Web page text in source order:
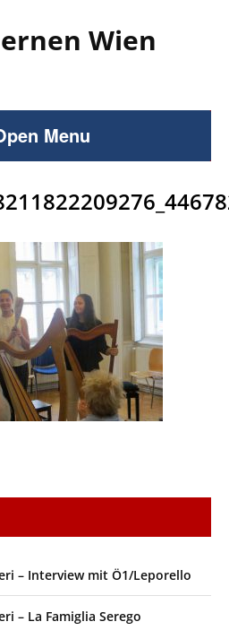
Wien
Menu
– Interview mit Ö1/Leporello
– La Famiglia Serego